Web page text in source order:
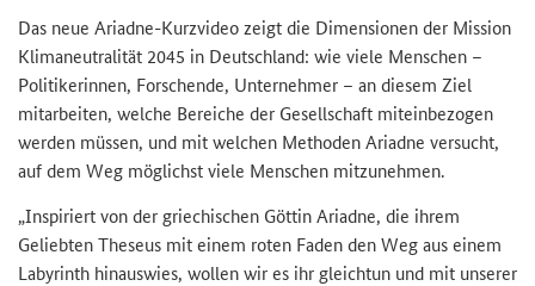
Das neue Ariadne-Kurzvideo zeigt die Dimensionen der Mission
Klimaneutralität 2045 in Deutschland: wie viele Menschen –
Politikerinnen, Forschende, Unternehmer – an diesem Ziel
mitarbeiten, welche Bereiche der Gesellschaft miteinbezogen
werden müssen, und mit welchen Methoden Ariadne versucht,
auf dem Weg möglichst viele Menschen mitzunehmen.
„Inspiriert von der griechischen Göttin Ariadne, die ihrem
Geliebten Theseus mit einem roten Faden den Weg aus einem
Labyrinth hinauswies, wollen wir es ihr gleichtun und mit unserer